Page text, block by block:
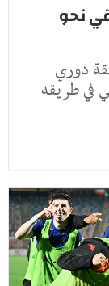
نحو
دوري
في طريقه